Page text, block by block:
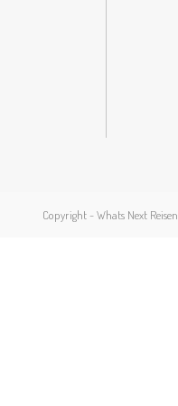
Copyright - Whats Next Reisen